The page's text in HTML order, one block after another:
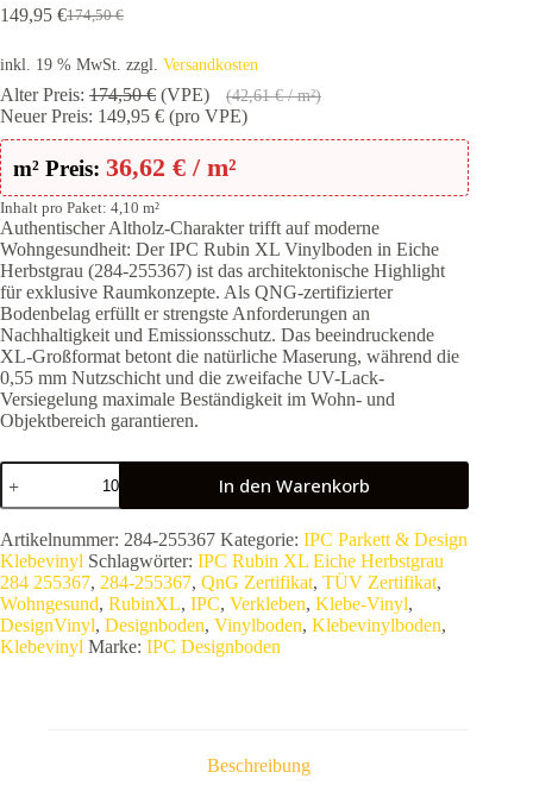
174,50€
Ursprünglicher
war:
174,50 €
149,95 €Aktueller
ist:
149,95 €.
inkl. 19 % MwSt. zzgl. Versandkosten
Alter Preis: 174,50€ (VPE) (42,61€/ m²)
Neuer Preis: 149,95 € (pro VPE)
m² Preis: 36,62 € / m²
Inhalt pro Paket: 4,10 m²
Authentischer Altholz-Charakter trifft auf moderne
Wohngesundheit: Der IPC Rubin XL Vinylboden in Eiche
Herbstgrau (284-255367) ist das architektonische Highlight
für exklusive Raumkonzepte. Als QNG-zertifizierter
Bodenbelag erfüllt er strengste Anforderungen an
Nachhaltigkeit und Emissionsschutz. Das beeindruckende
XL-Großformat betont die natürliche Maserung, während die
0,55 mm Nutzschicht und die zweifache UV-Lack-
Versiegelung maximale Beständigkeit im Wohn- und
Objektbereich garantieren.
IPC
Rubin
XL
Eiche
Herbstgrau
284
255367
Premium
Designboden
In den Warenkorb
Artikelnummer: 284-255367 Kategorie: IPC Parkett & Design
Klebevinyl Schlagwörter: IPC Rubin XL Eiche Herbstgrau
284 255367, 284-255367, QnG Zertifikat, TÜV Zertifikat,
Wohngesund, RubinXL, IPC, Verkleben, Klebe-Vinyl,
DesignVinyl, Designboden, Vinylboden, Klebevinylboden,
Klebevinyl Marke: IPC Designboden
Beschreibung